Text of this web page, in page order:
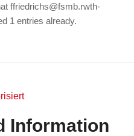
ffriedrichs@fsmb.rwth-
1 entries already.
Information